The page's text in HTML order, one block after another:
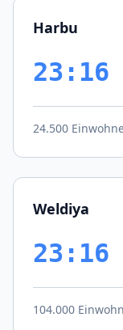
Harbu
23:16
24.500
Weldiya
23:16
104.000